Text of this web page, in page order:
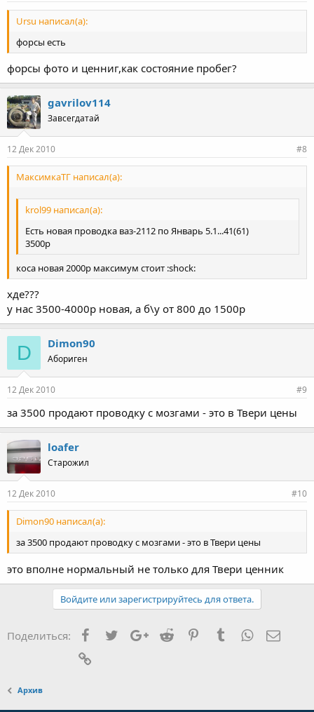
Ursu написал(а):
форсы есть
форсы фото и ценниг,как состояние пробег?
gavrilov114
Завсегдатай
12 Дек 2010 #8
МаксимкаТГ написал(а):
krol99 написал(а):
Есть новая проводка ваз-2112 по Январь 5.1...41(61)
3500р
коса новая 2000р максимум стоит :shock:
хде???
у нас 3500-4000р новая, а б\у от 800 до 1500р
D Dimon90
Абориген
12 Дек 2010 #9
за 3500 продают проводку с мозгами - это в Твери цены
loafer
Старожил
12 Дек 2010 #10
Dimon90 написал(а):
за 3500 продают проводку с мозгами - это в Твери цены
это вполне нормальный не только для Твери ценник
Войдите или зарегистрируйтесь для ответа.
Поделиться: FacebookTwitterGoogle+
Reddit PinterestTumblrWhatsApp
Архив